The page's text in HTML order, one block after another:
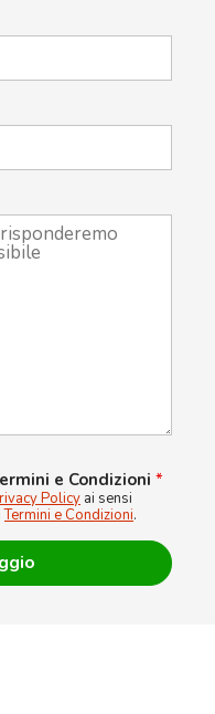
e Condizioni *
Policy ai sensi
Termini e Condizioni.